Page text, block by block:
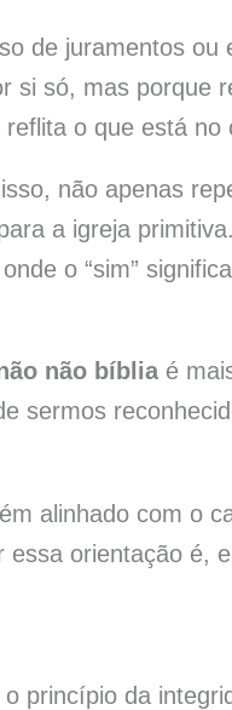
de juramentos
si só, mas porque
o que está no
não apenas
a igreja
o “sim”
não bíbliaé
sermos
alinhado com o
orientação é,
princípio da